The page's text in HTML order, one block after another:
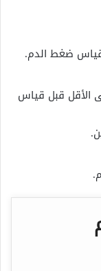
مدة 5 دقائق على الأقل قبل قياس